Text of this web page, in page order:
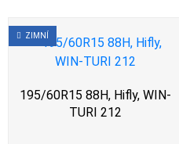
ZIMNÍ
195/60R15 88H, Hifly, WIN-
TURI 212